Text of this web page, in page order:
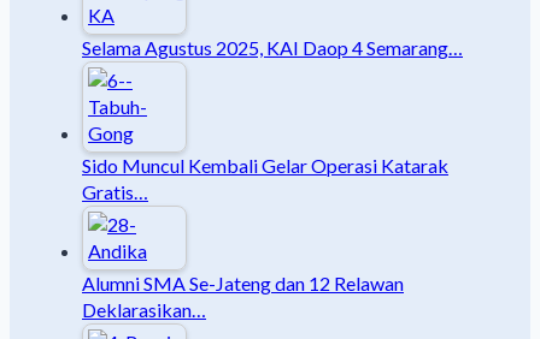
Selama Agustus 2025, KAI Daop 4 Semarang…
Sido Muncul Kembali Gelar Operasi Katarak
Gratis…
Alumni SMA Se-Jateng dan 12 Relawan
Deklarasikan…